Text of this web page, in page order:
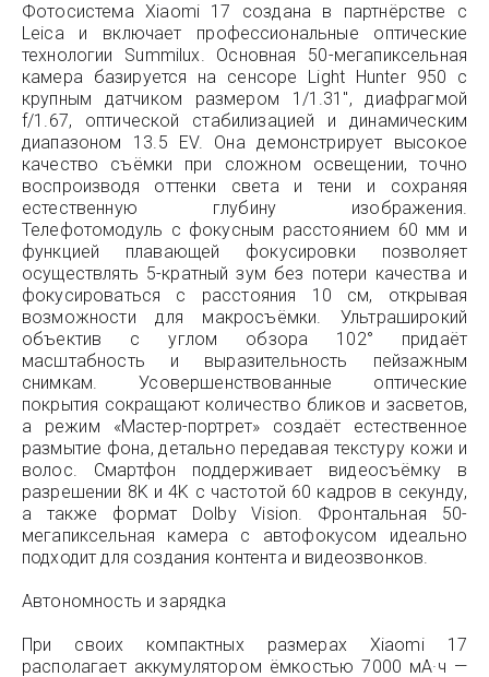
Фотосистема Xiaomi 17 создана в партнёрстве с
Leica и включает профессиональные оптические
технологии Summilux. Основная 50-мегапиксельная
камера базируется на сенсоре Light Hunter 950 с
крупным датчиком размером 1/1.31″, диафрагмой
f/1.67, оптической стабилизацией и динамическим
диапазоном 13.5 EV. Она демонстрирует высокое
качество съёмки при сложном освещении, точно
воспроизводя оттенки света и тени и сохраняя
естественную глубину изображения.
Телефотомодуль с фокусным расстоянием 60 мм и
функцией плавающей фокусировки позволяет
осуществлять 5-кратный зум без потери качества и
фокусироваться с расстояния 10 см, открывая
возможности для макросъёмки. Ультраширокий
объектив с углом обзора 102° придаёт
масштабность и выразительность пейзажным
снимкам. Усовершенствованные оптические
покрытия сокращают количество бликов и засветов,
а режим «Мастер-портрет» создаёт естественное
размытие фона, детально передавая текстуру кожи и
волос. Смартфон поддерживает видеосъёмку в
разрешении 8K и 4K с частотой 60 кадров в секунду,
а также формат Dolby Vision. Фронтальная 50-
мегапиксельная камера с автофокусом идеально
подходит для создания контента и видеозвонков.
Автономность и зарядка
При своих компактных размерах Xiaomi 17
располагает аккумулятором ёмкостью 7000 мА·ч —